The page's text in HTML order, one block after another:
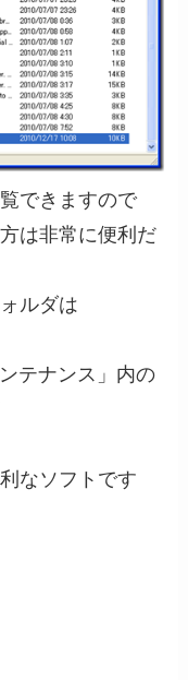
できますので
は非常に便利だ
ルダは
テナンス」内の
なソフトです